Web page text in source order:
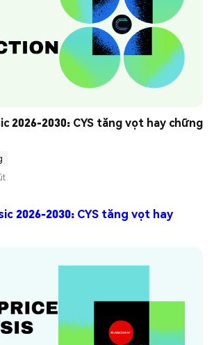
2026-2030: CYS tăng vọt hay chững
2026-2030: CYS tăng vọt hay